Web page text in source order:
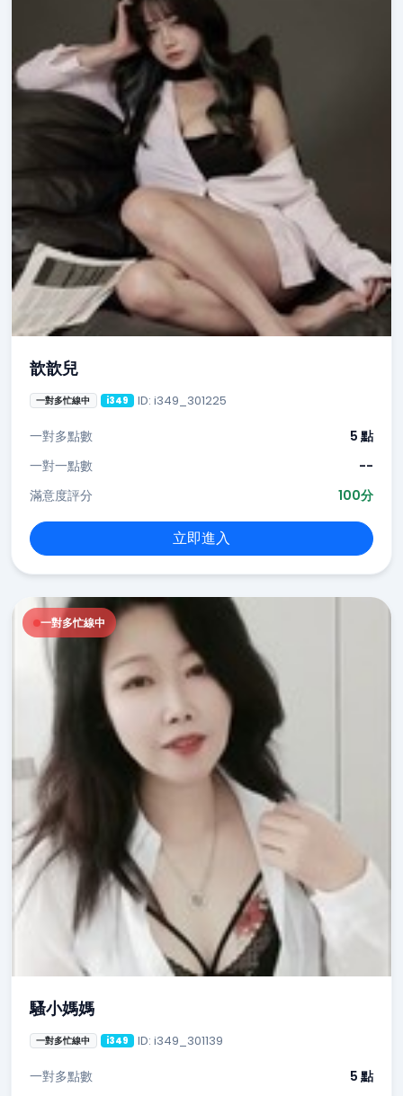
歆歆兒
一對多忙線中 i349 ID: i349_301225
一對多點數
5 點
一對一點數
--
滿意度評分
100分
立即進入
一對多忙線中
騷小媽媽
一對多忙線中 i349 ID: i349_301139
一對多點數 5 點